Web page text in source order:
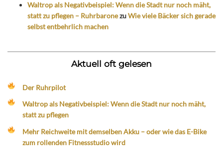
Waltrop als Negativbeispiel: Wenn die Stadt nur noch mäht,
statt zu pflegen – RuhrbaronezuWie viele Bäcker sich gerade
selbst entbehrlich machen
Aktuell oft gelesen
Der Ruhrpilot
Waltrop als Negativbeispiel: Wenn die Stadt nur noch mäht,
statt zu pflegen
Mehr Reichweite mit demselben Akku – oder wie das E-Bike
zum rollenden Fitnessstudio wird